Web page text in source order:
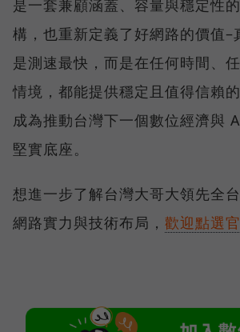
是一套兼顧涵蓋、容量與穩定性
構，也重新定義了好網路的價值–
是測速最快，而是在任何時間、
情境，都能提供穩定且值得信賴
成為推動台灣下一個數位經濟與
堅實底座。
想進一步了解台灣大哥大領先全
網路實力與技術布局， 歡迎點選